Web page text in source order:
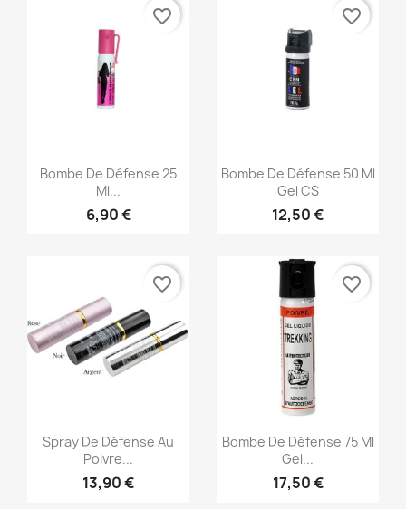
Aperçu rapide
Bombe De Défense 25
Ml...
6,90 €
favorite_border
Aperçu rapide
Bombe De Défense 50 Ml
Gel CS
12,50 €
favorite_border
Aperçu rapide
Spray De Défense Au
Poivre...
13,90 €
favorite_border
Aperçu rapide
Bombe De Défense 75 Ml
Gel...
17,50 €
favorite_border